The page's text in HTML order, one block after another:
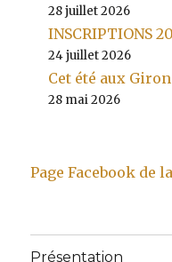
28 juillet 2026
INSCRIPTIONS
24 juillet 2026
Cet été aux
28 mai 2026
Page Facebook de
Présentation